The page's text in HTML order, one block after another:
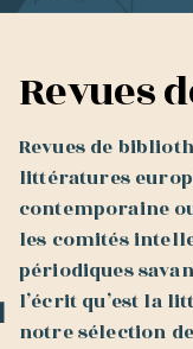
Revues
Revues de
littératures
contemporaine
les comités
périodiques
l’écrit qu’est la
notre sélection